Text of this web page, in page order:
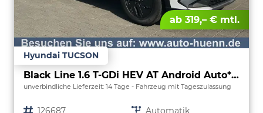
ab 319,– € mtl.
Hyundai TUCSON
Black Line 1.6 T-GDi HEV AT Android Auto*Navi*SHZ*Kamera*2Z Klimaauto*
unverbindliche Lieferzeit: 14 Tage Fahrzeug mit Tageszulassung
Fahrzeugnr. 126687 Getriebe Automatik